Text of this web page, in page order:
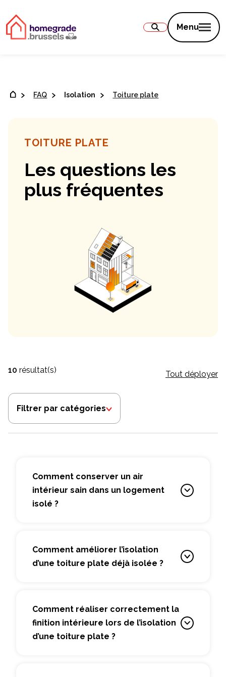
Menu
FAQ Isolation Toiture plate
TOITURE PLATE
Les questions les
plus fréquentes
10 résultat(s) Tout déployer
Filtrer par catégories
Comment conserver un air
intérieur sain dans un logement
isolé ?
Comment améliorer l’isolation
d’une toiture plate déjà isolée ?
Comment réaliser correctement la
finition intérieure lors de l’isolation
d’une toiture plate ?